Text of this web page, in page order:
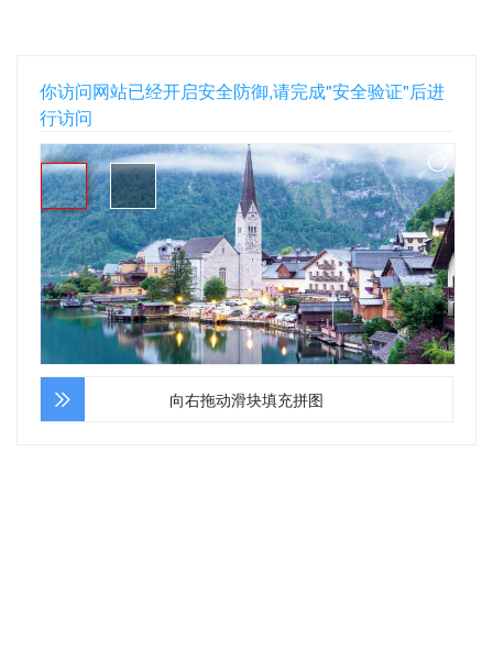
你访问网站已经开启安全防御,请完成"安全验证"后进
行访问
向右拖动滑块填充拼图